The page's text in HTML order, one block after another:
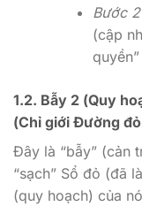
Bước
(cập
1.2. Bẫy 2 (Quy
(Chỉ giới Đường
Đây là “bẫy” (cản
“sạch” Sổ đỏ (đã
(quy hoạch) của